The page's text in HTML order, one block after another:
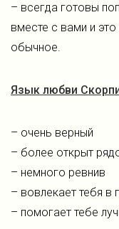
– всегда готовы
вместе с вами и
обычное.
Язык любви
– очень верный
– более открыт
– немного ревнив
– вовлекает тебя в
– помогает тебе